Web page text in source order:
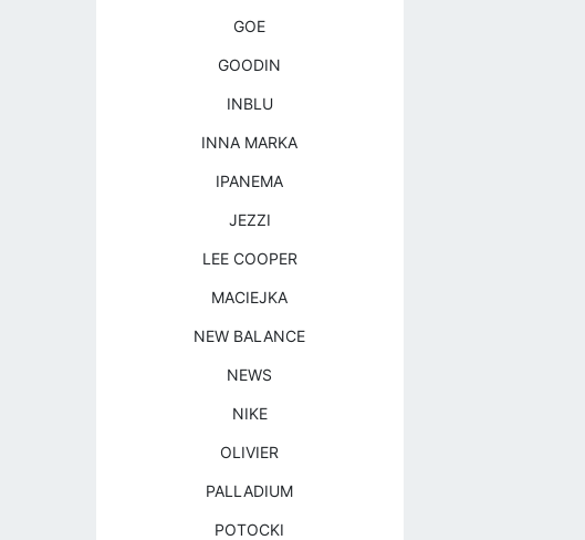
GOE
GOODIN
INBLU
INNA MARKA
IPANEMA
JEZZI
LEE COOPER
MACIEJKA
NEW BALANCE
NEWS
NIKE
OLIVIER
PALLADIUM
POTOCKI